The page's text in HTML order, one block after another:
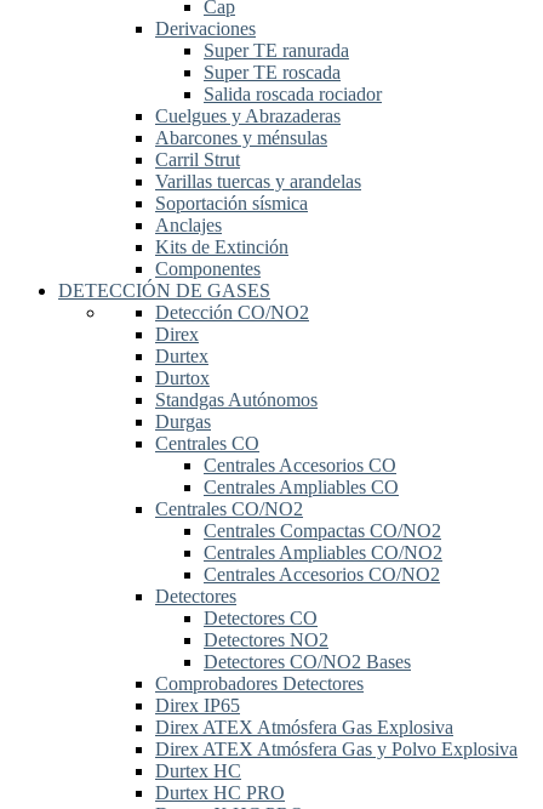
Cap
Derivaciones
Super TE ranurada
Super TE roscada
Salida roscada rociador
Cuelgues y Abrazaderas
Abarcones y ménsulas
Carril Strut
Varillas tuercas y arandelas
Soportación sísmica
Anclajes
Kits de Extinción
Componentes
DETECCIÓN DE GASES
Detección CO/NO2
Direx
Durtex
Durtox
Standgas Autónomos
Durgas
Centrales CO
Centrales Accesorios CO
Centrales Ampliables CO
Centrales CO/NO2
Centrales Compactas CO/NO2
Centrales Ampliables CO/NO2
Centrales Accesorios CO/NO2
Detectores
Detectores CO
Detectores NO2
Detectores CO/NO2 Bases
Comprobadores Detectores
Direx IP65
Direx ATEX Atmósfera Gas Explosiva
Direx ATEX Atmósfera Gas y Polvo Explosiva
Durtex HC
Durtex HC PRO